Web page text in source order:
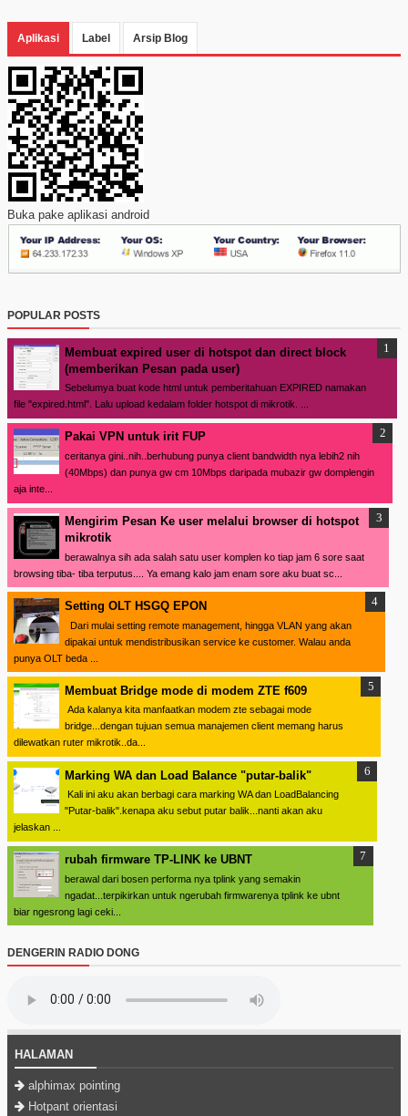
Aplikasi Label Arsip Blog
Buka pake aplikasi android
POPULAR POSTS
Membuat expired user di hotspot dan direct block
(memberikan Pesan pada user)
Sebelumya buat kode html untuk pemberitahuan EXPIRED namakan
file "expired.html". Lalu upload kedalam folder hotspot di mikrotik. ...
Pakai VPN untuk irit FUP
ceritanya gini..nih..berhubung punya client bandwidth nya lebih2 nih
(40Mbps) dan punya gw cm 10Mbps daripada mubazir gw domplengin
aja inte...
Mengirim Pesan Ke user melalui browser di hotspot
mikrotik
berawalnya sih ada salah satu user komplen ko tiap jam 6 sore saat
browsing tiba- tiba terputus.... Ya emang kalo jam enam sore aku buat sc...
Setting OLT HSGQ EPON
Dari mulai setting remote management, hingga VLAN yang akan
dipakai untuk mendistribusikan service ke customer. Walau anda
punya OLT beda ...
Membuat Bridge mode di modem ZTE f609
Ada kalanya kita manfaatkan modem zte sebagai mode
bridge...dengan tujuan semua manajemen client memang harus
dilewatkan ruter mikrotik..da...
Marking WA dan Load Balance "putar-balik"
Kali ini aku akan berbagi cara marking WA dan LoadBalancing
"Putar-balik".kenapa aku sebut putar balik...nanti akan aku
jelaskan ...
rubah firmware TP-LINK ke UBNT
berawal dari bosen performa nya tplink yang semakin
ngadat...terpikirkan untuk ngerubah firmwarenya tplink ke ubnt
biar ngesrong lagi ceki...
DENGERIN RADIO DONG
HALAMAN
alphimax pointing
Hotpant orientasi